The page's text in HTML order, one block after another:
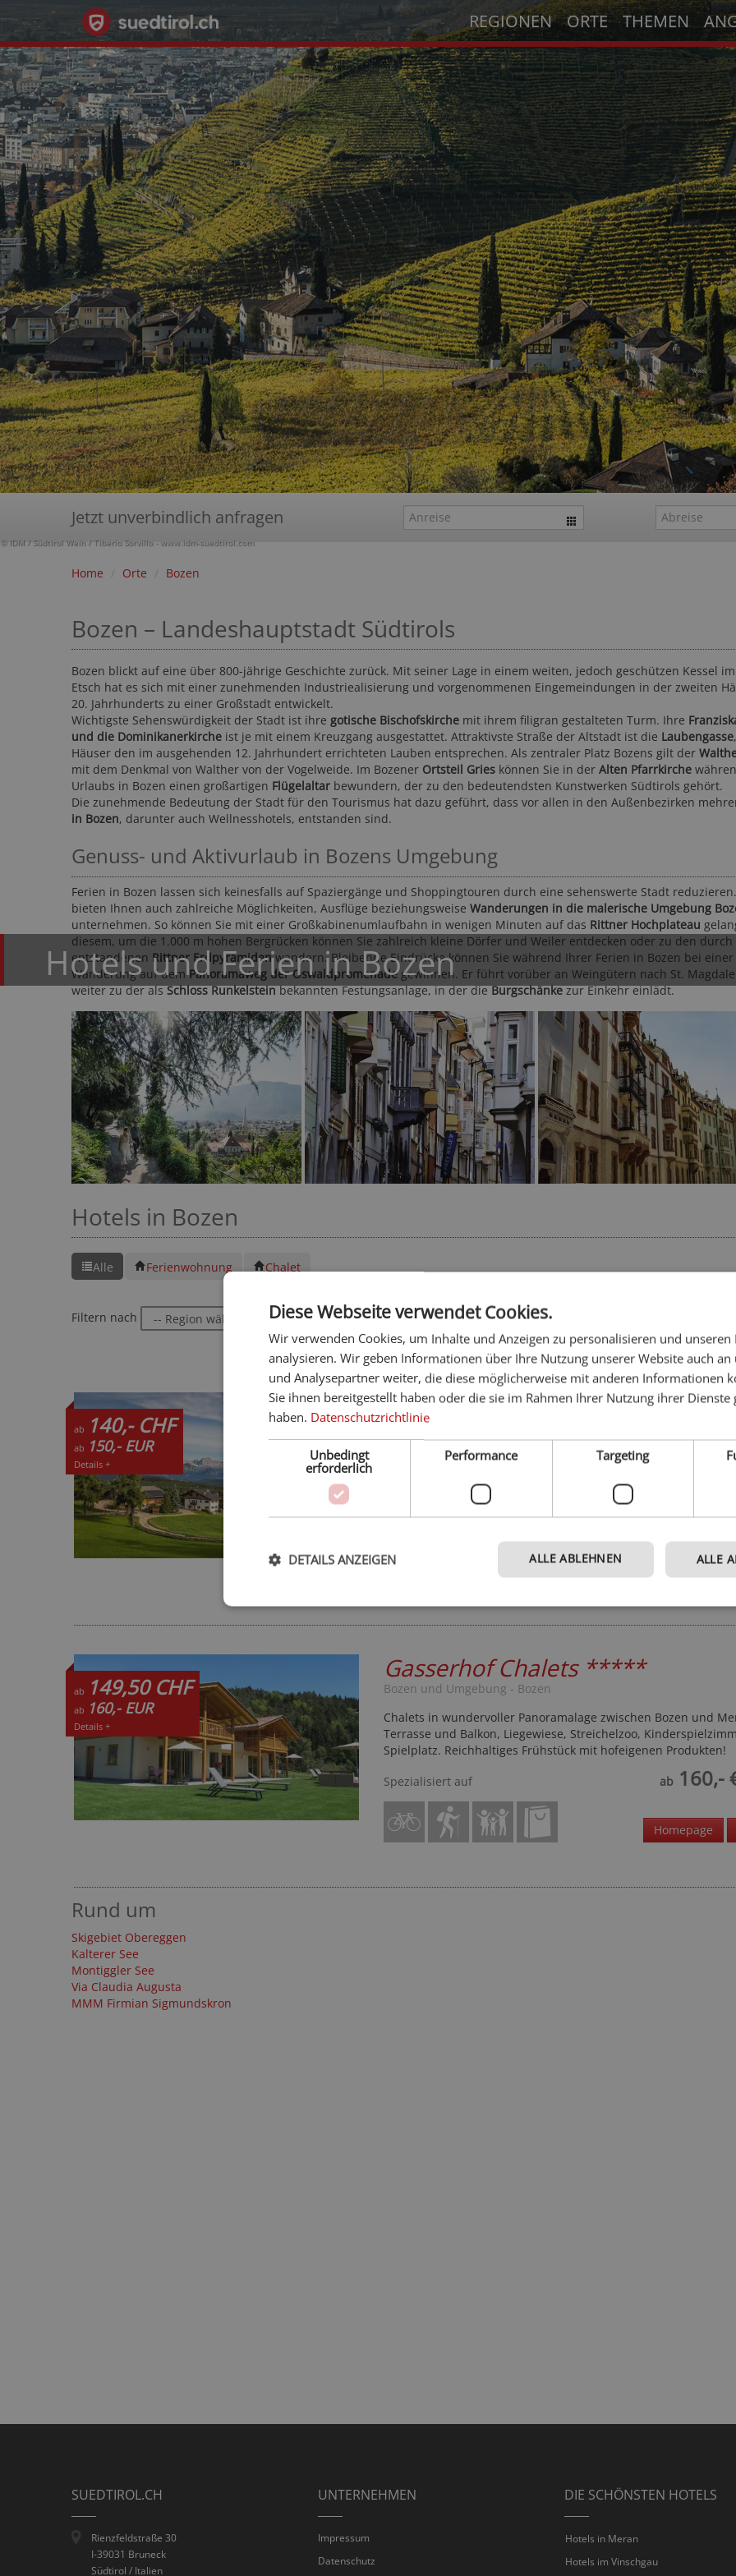
REGIONEN ORTE THEMEN
Hotels und Ferien in Bozen
© IDM / Südtirol Wein / Tiberio Sorvillo - www.idm-suedtirol.com
Jetzt unverbindlich anfragen
Home / Orte / Bozen
Bozen – Landeshauptstadt Südtirols
Bozen blickt auf eine über 800-jährige Geschichte zurück. Mit seiner Lage in einem weiten, jedoch geschützen Kessel
Etsch hat es sich mit einer zunehmenden Industriealisierung und vorgenommenen Eingemeindungen in der zweiten
20. Jahrhunderts zu einer Großstadt entwickelt.
Wichtigste Sehenswürdigkeit der Stadt ist ihre gotische Bischofskirche mit ihrem filigran gestalteten Turm. Ihre
und die Dominikanerkirche ist je mit einem Kreuzgang ausgestattet. Attraktivste Straße der Altstadt ist die Laubengasse
Häuser den im ausgehenden 12. Jahrhundert errichteten Lauben entsprechen. Als zentraler Platz Bozens gilt der
mit dem Denkmal von Walther von der Vogelweide. Im Bozener Ortsteil Gries können Sie in der Alten Pfarrkirche
Urlaubs in Bozen einen großartigen Flügelaltar bewundern, der zu den bedeutendsten Kunstwerken Südtirols gehört.
Die zunehmende Bedeutung der Stadt für den Tourismus hat dazu geführt, dass vor allen in den Außenbezirken
in Bozen, darunter auch Wellnesshotels, entstanden sind.
Genuss- und Aktivurlaub in Bozens Umgebung
Ferien in Bozen lassen sich keinesfalls auf Spaziergänge und Shoppingtouren durch eine sehenswerte Stadt
bieten Ihnen auch zahlreiche Möglichkeiten, Ausflüge beziehungsweise Wanderungen in die malerische Umgebung
unternehmen. So können Sie mit einer Großkabinenumlaufbahn in wenigen Minuten auf das Rittner Hochplateau
diesem, um die 1.000 m hohen Bergrücken können Sie zahlreich kleine Dörfer und Weiler entdecken oder zu den durch
entstandenen Rittner Erdpyramidenwandern. Bleibende Eindrücke können Sie während Ihrer Ferien in Bozen bei einer
Wanderung auf demPanoramaweg der Oswaldpromenadegewinnen. Er führt vorüber an Weingütern nach St.
weiter zu der alsSchloss Runkelsteinbekannten Festungsanlage, in der dieBurgschänkezur Einkehr einlädt.
Hotels in Bozen
Alle Ferienwohnung Chalet
Filtern nach oder
ab 140,- CHF
ab 150,- EUR
Details +
Feichterhof***
Bozen und Umgebung - Jenesien
Komfortable Ferienwohnungen auf dem Bergbauernhof in
Hoftiere & Spielplatz, Garten mit Grillstelle.
Spezialisiert auf
ab150,-
Homepage
ab 149,50 CHF
ab 160,- EUR
Details +
Gasserhof Chalets *****
Bozen und Umgebung - Bozen
Chalets in wundervoller Panoramalage zwischen Bozen und
Terrasse und Balkon, Liegewiese, Streichelzoo,
Spielplatz. Reichhaltiges Frühstück mit hofeigenen Produkten!
Spezialisiert auf
ab160,-
Homepage
Rund um
Skigebiet Obereggen
Kalterer See
Montiggler See
Via Claudia Augusta
MMM Firmian Sigmundskron
Hotel Saltauserhof ****S
Meran und Umgebung - Saltaus
ab84,- CHFab90,- EUR
89-mal gebucht ★★★★☆565 Bewertungen
Hotel DAS DORNER
Meran und Umgebung - Algund
ab168,- CHF
50-mal gebucht ★★★★☆
SUEDTIROL.CH
Rienzfeldstraße 30
I-39031 Bruneck
Südtirol / Italien
UNTERNEHMEN
Impressum
Datenschutz
DIE SCHÖNSTEN HOTELS
Hotels in Meran
Hotels im Vinschgau
Diese Webseite verwendet Cookies.
Wir verwenden Cookies, um Inhalte und Anzeigen zu personalisieren und unseren
analysieren. Wir geben Informationen über Ihre Nutzung unserer Website auch an
und Analysepartner weiter, die diese möglicherweise mit anderen Informationen
Sie ihnen bereitgestellt haben oder die sie im Rahmen Ihrer Nutzung ihrer Dienste
haben. Datenschutzrichtlinie
Unbedingt
erforderlich
Performance Targeting
ALLE
ALLE ABLEHNEN
DETAILS ANZEIGEN